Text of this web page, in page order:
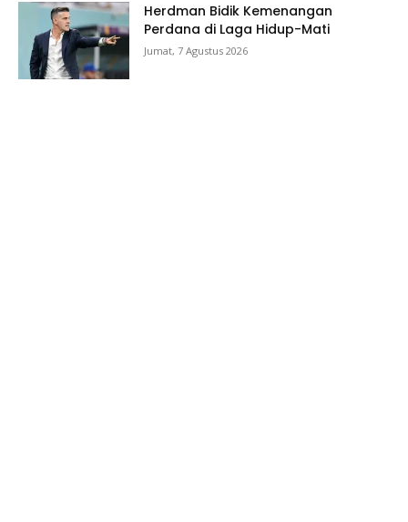
Herdman Bidik Kemenangan
Perdana di Laga Hidup-Mati
Jumat, 7 Agustus 2026